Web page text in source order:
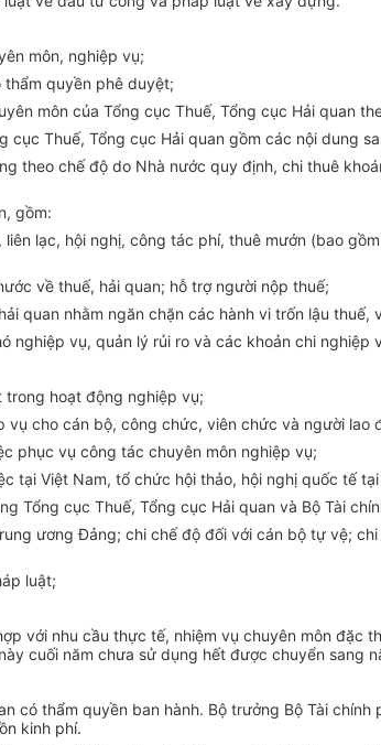
môn, nghiệp vụ;
thẩm quyền phê duyệt;
môn của Tổng cục Thuế, Tổng cục Hải quan
Thuế, Tổng cục Hải quan gồm các nội dung
theo chế độ do Nhà nước quy định, chi thuê k
gồm:
lạc, hội nghị, công tác phí, thuê mướn (bao
về thuế, hải quan; hỗ trợ người nộp thuế;
quan nhằm ngăn chặn các hành vi trốn lậu
nghiệp vụ, quản lý rủi ro và các khoản chi nghiệp
hoạt động nghiệp vụ;
cho cán bộ, công chức, viên chức và người lao
phục vụ công tác chuyên môn nghiệp vụ;
tại Việt Nam, tổ chức hội thảo, hội nghị quốc tế
Tổng cục Thuế, Tổng cục Hải quan và Bộ Tài
ương Đảng; chi chế độ đối với cán bộ tự vệ;
luật;
với nhu cầu thực tế, nhiệm vụ chuyên môn đặc
cuối năm chưa sử dụng hết được chuyển sang
có thẩm quyền ban hành. Bộ trưởng Bộ Tài
kinh phí.